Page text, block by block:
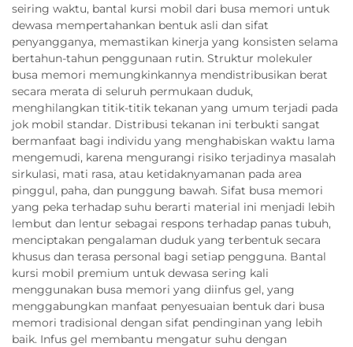
seiring waktu, bantal kursi mobil dari busa memori untuk
dewasa mempertahankan bentuk asli dan sifat
penyangganya, memastikan kinerja yang konsisten selama
bertahun-tahun penggunaan rutin. Struktur molekuler
busa memori memungkinkannya mendistribusikan berat
secara merata di seluruh permukaan duduk,
menghilangkan titik-titik tekanan yang umum terjadi pada
jok mobil standar. Distribusi tekanan ini terbukti sangat
bermanfaat bagi individu yang menghabiskan waktu lama
mengemudi, karena mengurangi risiko terjadinya masalah
sirkulasi, mati rasa, atau ketidaknyamanan pada area
pinggul, paha, dan punggung bawah. Sifat busa memori
yang peka terhadap suhu berarti material ini menjadi lebih
lembut dan lentur sebagai respons terhadap panas tubuh,
menciptakan pengalaman duduk yang terbentuk secara
khusus dan terasa personal bagi setiap pengguna. Bantal
kursi mobil premium untuk dewasa sering kali
menggunakan busa memori yang diinfus gel, yang
menggabungkan manfaat penyesuaian bentuk dari busa
memori tradisional dengan sifat pendinginan yang lebih
baik. Infus gel membantu mengatur suhu dengan